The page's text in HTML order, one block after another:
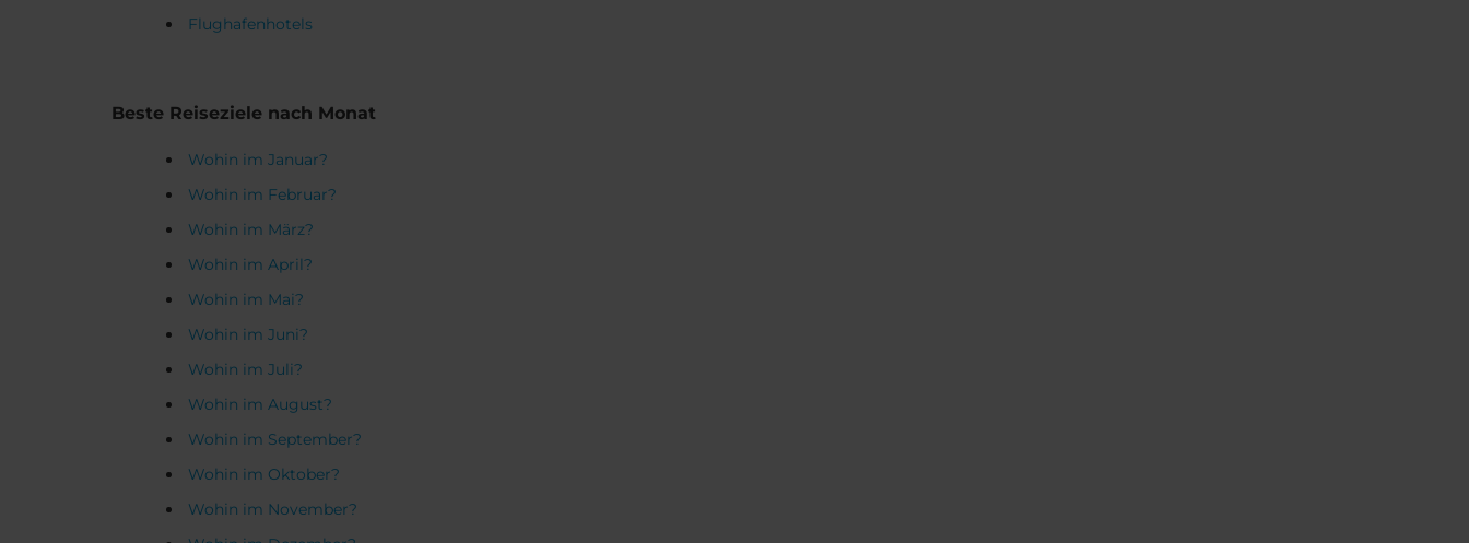
Flughafenhotels
Beste Reiseziele nach Monat
Wohin im Januar?
Wohin im Februar?
Wohin im März?
Wohin im April?
Wohin im Mai?
Wohin im Juni?
Wohin im Juli?
Wohin im August?
Wohin im September?
Wohin im Oktober?
Wohin im November?